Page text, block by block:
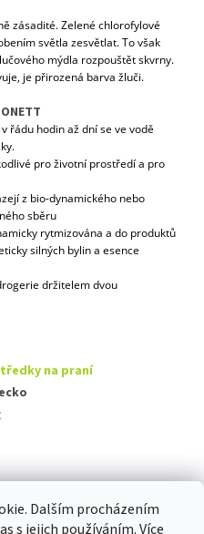
Dalším procházením
s jejich používáním. Více
zásadité. Zelené chlorofylové
světla zesvětlat. To však
mýdla rozpouštět skvrny.
je přirozená barva žluči.
řádu hodin až dní se ve vodě
pro životní prostředí a pro
z bio-dynamického nebo
sběru
rytmizována a do produktů
silných bylin a esence
držitelem dvou
na praní